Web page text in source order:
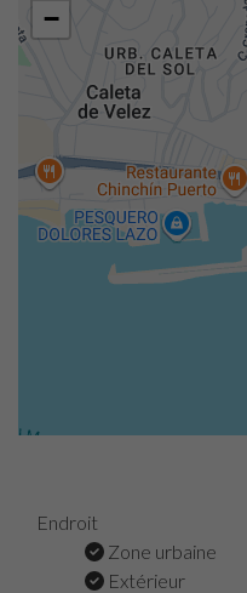
−
Endroit
Zone urbaine
Extérieur